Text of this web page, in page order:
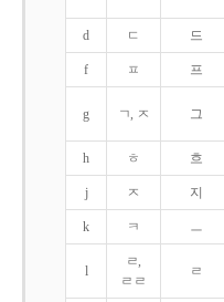
d ㄷ 드
f ㅍ 프
g ㄱ, ㅈ 그
h ㅎ 흐
j ㅈ 지
k ㅋ ㅡ
l
ㄹ,
ㄹㄹ
ㄹ